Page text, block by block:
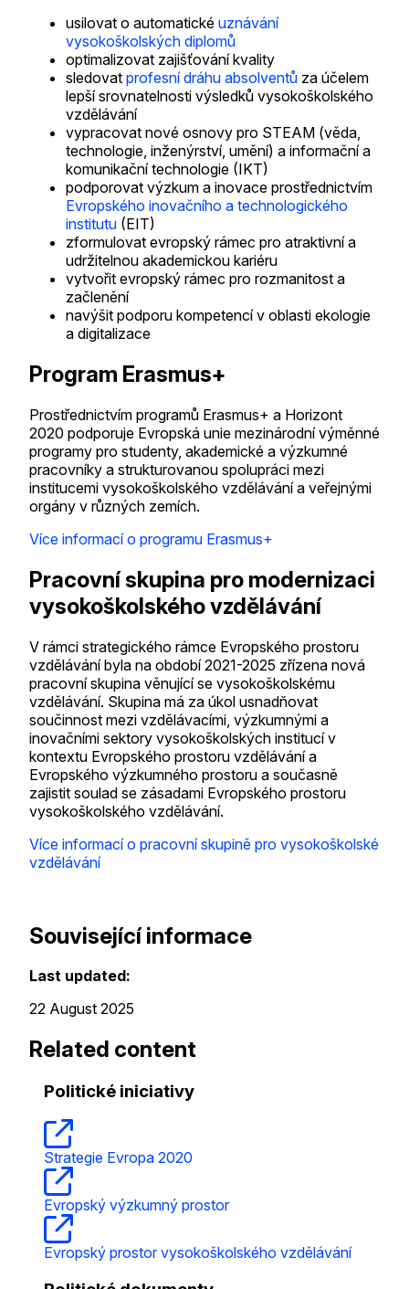
usilovat o automatické uznávání
vysokoškolských diplomů
optimalizovat zajišťování kvality
sledovat profesní dráhu absolventů za účelem
lepší srovnatelnosti výsledků vysokoškolského
vzdělávání
vypracovat nové osnovy pro STEAM (věda,
technologie, inženýrství, umění) a informační a
komunikační technologie (IKT)
podporovat výzkum a inovace prostřednictvím
Evropského inovačního a technologického
institutu (EIT)
zformulovat evropský rámec pro atraktivní a
udržitelnou akademickou kariéru
vytvořit evropský rámec pro rozmanitost a
začlenění
navýšit podporu kompetencí v oblasti ekologie
a digitalizace
Program Erasmus+
Prostřednictvím programů Erasmus+ a Horizont
2020 podporuje Evropská unie mezinárodní výměnné
programy pro studenty, akademické a výzkumné
pracovníky a strukturovanou spolupráci mezi
institucemi vysokoškolského vzdělávání a veřejnými
orgány v různých zemích.
Více informací o programu Erasmus+
Pracovní skupina pro modernizaci
vysokoškolského vzdělávání
V rámci strategického rámce Evropského prostoru
vzdělávání byla na období 2021-2025 zřízena nová
pracovní skupina věnující se vysokoškolskému
vzdělávání. Skupina má za úkol usnadňovat
součinnost mezi vzdělávacími, výzkumnými a
inovačními sektory vysokoškolských institucí v
kontextu Evropského prostoru vzdělávání a
Evropského výzkumného prostoru a současně
zajistit soulad se zásadami Evropského prostoru
vysokoškolského vzdělávání.
Více informací o pracovní skupině pro vysokoškolské
vzdělávání
Související informace
Last updated:
22 August 2025
Related content
Politické iniciativy
Strategie Evropa 2020
Evropský výzkumný prostor
Evropský prostor vysokoškolského vzdělávání